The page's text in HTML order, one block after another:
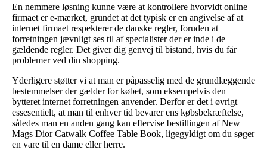
En nemmere løsning kunne være at kontrollere hvorvidt online
firmaet er e-mærket, grundet at det typisk er en angivelse af at
internet firmaet respekterer de danske regler, foruden at
forretningen jævnligt ses til af specialister der er inde i de
gældende regler. Det giver dig genvej til bistand, hvis du får
problemer ved din shopping.
Yderligere støtter vi at man er påpasselig med de grundlæggende
bestemmelser der gælder for købet, som eksempelvis den
bytteret internet forretningen anvender. Derfor er det i øvrigt
essesentielt, at man til enhver tid bevarer ens købsbekræftelse,
således man en anden gang kan eftervise bestillingen af New
Mags Dior Catwalk Coffee Table Book, ligegyldigt om du søger
en vare til en dame eller herre.